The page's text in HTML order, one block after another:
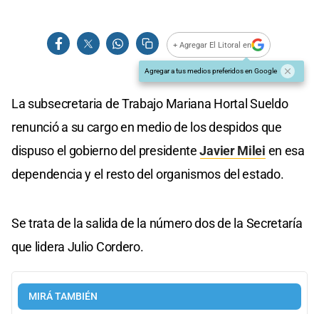
+ Agregar El Litoral en
Agregar a tus medios preferidos en Google
La subsecretaria de Trabajo Mariana Hortal Sueldo
renunció a su cargo en medio de los despidos que
dispuso el gobierno del presidenteJavier Milei en esa
dependencia y el resto del organismos del estado.
Se trata de la salida de la número dos de la Secretaría
que lidera Julio Cordero.
MIRÁ TAMBIÉN